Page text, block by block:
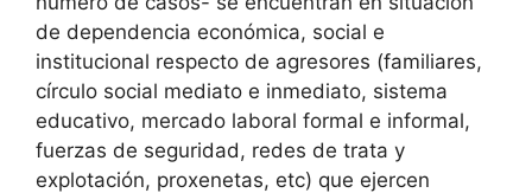
de dependencia económica, social e
institucional respecto de agresores (familiares,
círculo social mediato e inmediato, sistema
educativo, mercado laboral formal e informal,
fuerzas de seguridad, redes de trata y
explotación, proxenetas, etc) que ejercen